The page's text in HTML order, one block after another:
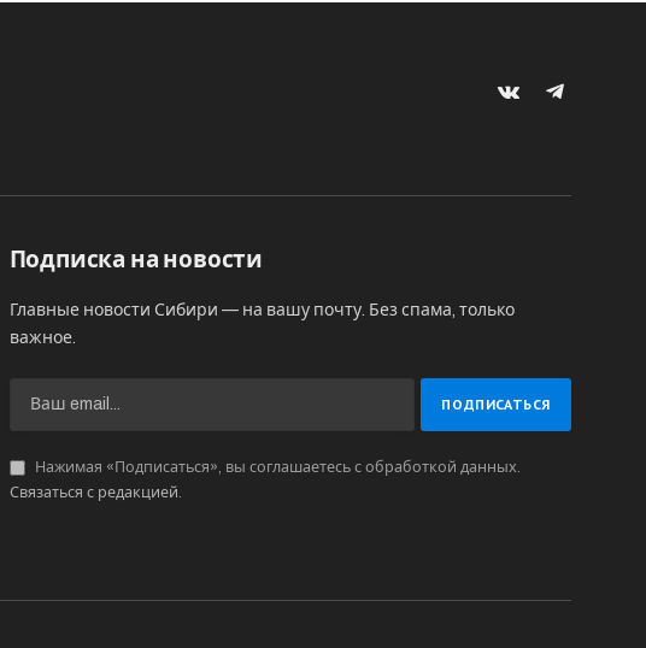
VKontakteTelegram
Подписка на новости
Главные новости Сибири — на вашу почту. Без спама, только
важное.
Нажимая «Подписаться», вы соглашаетесь с обработкой данных.
Связаться с редакцией